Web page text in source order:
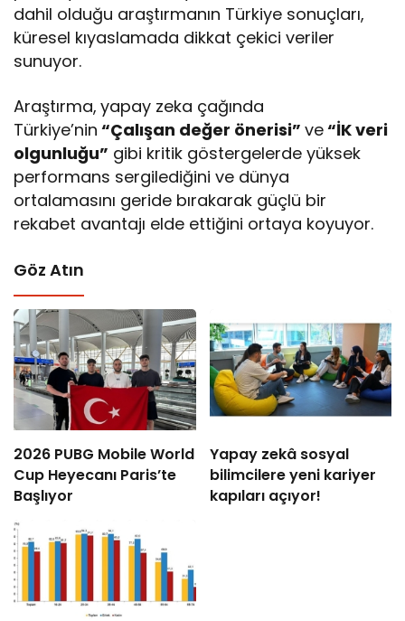
dahil olduğu araştırmanın Türkiye sonuçları,
küresel kıyaslamada dikkat çekici veriler
sunuyor.
Araştırma, yapay zeka çağında
Türkiye’nin “Çalışan değer önerisi”ve“İK veri
olgunluğu” gibi kritik göstergelerde yüksek
performans sergilediğini ve dünya
ortalamasını geride bırakarak güçlü bir
rekabet avantajı elde ettiğini ortaya koyuyor.
Göz Atın
2026 PUBG Mobile World
Cup Heyecanı Paris’te
Başlıyor
Yapay zekâ sosyal
bilimcilere yeni kariyer
kapıları açıyor!